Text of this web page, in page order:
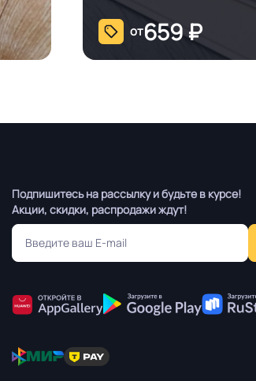
от659₽
Подпишитесь на рассылку и будьте в курсе!
Акции, скидки, распродажи ждут!